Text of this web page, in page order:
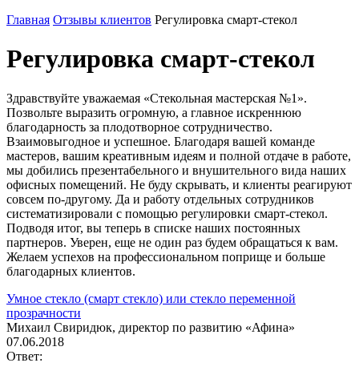
Главная Отзывы клиентов Регулировка смарт-стекол
Регулировка смарт-стекол
Здравствуйте уважаемая «Стекольная мастерская №1».
Позвольте выразить огромную, а главное искреннюю
благодарность за плодотворное сотрудничество.
Взаимовыгодное и успешное. Благодаря вашей команде
мастеров, вашим креативным идеям и полной отдаче в работе,
мы добились презентабельного и внушительного вида наших
офисных помещений. Не буду скрывать, и клиенты реагируют
совсем по-другому. Да и работу отдельных сотрудников
систематизировали с помощью регулировки смарт-стекол.
Подводя итог, вы теперь в списке наших постоянных
партнеров. Уверен, еще не один раз будем обращаться к вам.
Желаем успехов на профессиональном поприще и больше
благодарных клиентов.
Умное стекло (смарт стекло) или стекло переменной
прозрачности
Михаил Свиридюк, директор по развитию «Афина»
07.06.2018
Ответ: